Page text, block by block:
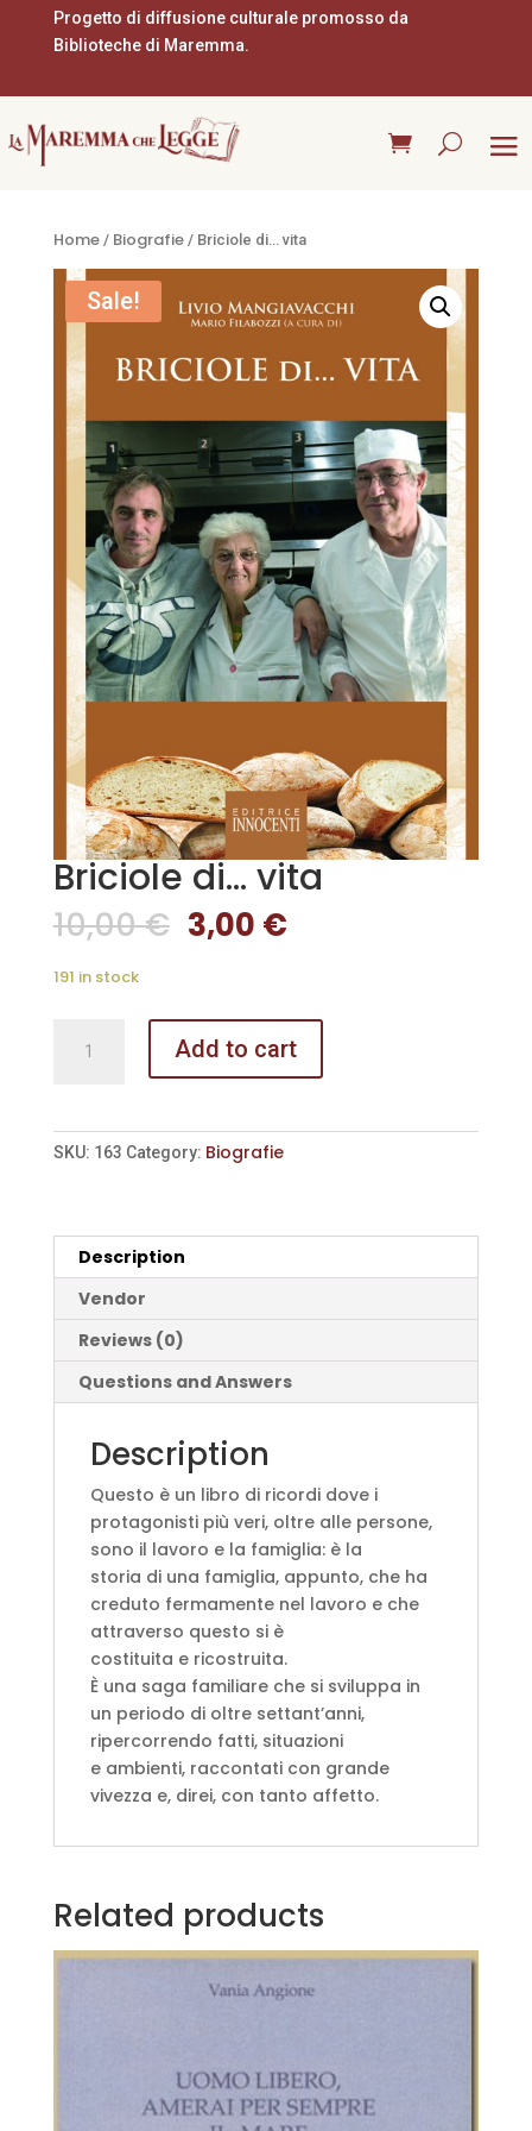
Progetto di diffusione culturale promosso da
Biblioteche di Maremma.
Home/ Biografie/ Briciole di… vita
Sale!
Briciole di… vita
10,00€ 3,00 €
191 in stock
Add to cart
SKU: 163 Category: Biografie
Description
Vendor
Reviews (0)
Questions and Answers
Description
Questo è un libro di ricordi dove i
protagonisti più veri, oltre alle persone,
sono il lavoro e la famiglia: è la
storia di una famiglia, appunto, che ha
creduto fermamente nel lavoro e che
attraverso questo si è
costituita e ricostruita.
È una saga familiare che si sviluppa in
un periodo di oltre settant’anni,
ripercorrendo fatti, situazioni
e ambienti, raccontati con grande
vivezza e, direi, con tanto affetto.
Related products